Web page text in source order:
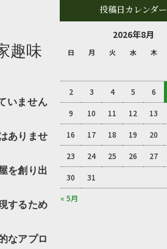
趣味
いません
ありませ
を創り出
するため
なアプロ
投稿日カレンダー
2026年8月
日 月 火 水 木
« 5月
2 3 4 5 6
9 10 11 12 13
16 17 18 19 20
23 24 25 26 27
30 31